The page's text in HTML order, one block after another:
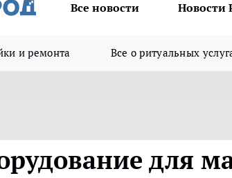
Все новости Новости
и ремонта Все о ритуальных
для